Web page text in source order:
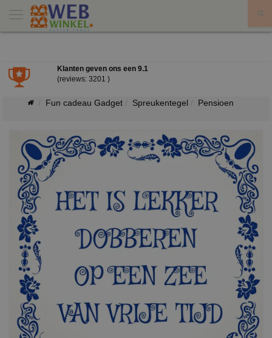
Klanten geven ons een 9.1
(reviews: 3201 )
Fun cadeau Gadget Spreukentegel Pensioen